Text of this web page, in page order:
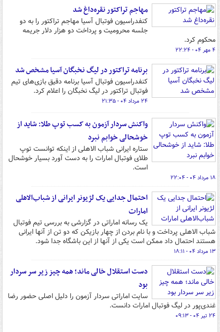
مهاجم تراکتور نقره‌داغ شد
کنفدراسیون فوتبال آسیا مهاجم تراکتور را به دو
جلسه محرومیت و پرداخت دو هزار دلار جریمه
محکوم کرد.
۴ مهر ۰۴ - ۲۲:۲۴
برنامه تراکتور در لیگ نخبگان آسیا مشخص شد
کنفدراسیون فوتبال آسیا برنامه دقیق بازی‌های تیم
فوتبال تراکتور در لیگ نخبگان را اعلام کرد.
۲۴ مرداد ۰۴ - ۲۱:۳۵
واکنش سردار آزمون به کسب توپ طلا: شاید از
خوشحالی خوابم‌ نبرد
ستاره ایرانی شباب الاهلی از اینکه توانست توپ
طلای فوتبال امارات را به دست آورد بسیار خوشحال
است.
۱۸ مرداد ۰۴ - ۲۲:۰۴
احتمال جدایی یک لژیونر ایرانی از شباب‌الاهلی
امارات
یک رسانه اماراتی در گزارشی به بررسی تیم فوتبال
شباب الاهلی پرداخت و با نام بردن از چهار بازیکن که دو تن از آنها ایرانی
هستند احتمال داد ممکن است یکی از آنها از این باشگاه جدا شود.
۱۳ مرداد ۰۴ - ۱۸:۱۱
دست استقلال خالی ماند؛ همه چیز زیر سر سردار
بود
سایت اماراتی سردار آزمون را دلیل اصلی حضور رضا
غندی‌پور در لیگ فوتبال امارات دانست.
۲۴ تیر ۰۴ - ۰۹:۱۳